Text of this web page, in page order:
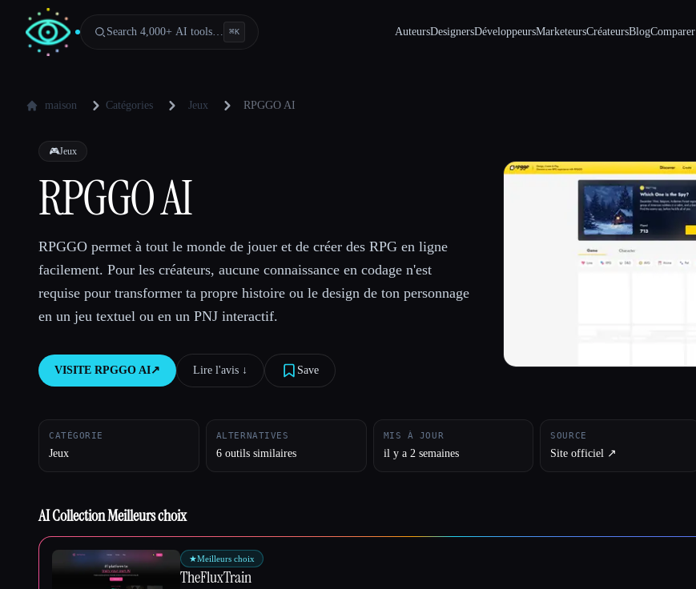
Search 4,000+ AI tools… ⌘K AuteursDesignersDéveloppeursMarketeursCréateursBlogComparer
maison Catégories Jeux RPGGO AI
🎮Jeux
RPGGO AI
RPGGO permet à tout le monde de jouer et de créer des RPG en ligne
facilement. Pour les créateurs, aucune connaissance en codage n'est
requise pour transformer ta propre histoire ou le design de ton personnage
en un jeu textuel ou en un PNJ interactif.
VISITE RPGGO AI↗︎ Lire l'avis ↓︎ Save
CATÉGORIE
Jeux
ALTERNATIVES
6 outils similaires
MIS À JOUR
il y a 2 semaines
SOURCE
Site officiel ↗︎
AI Collection Meilleurs choix
★Meilleurs choix
TheFluxTrain